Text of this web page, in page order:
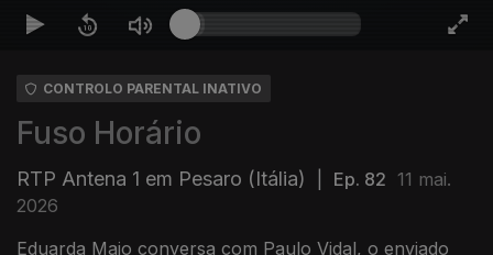
CONTROLO PARENTAL INATIVO
Fuso Horário
RTP Antena 1 em Pesaro (Itália) Ep. 82 11 mai.
2026
Eduarda Maio conversa com Paulo Vidal, o enviado